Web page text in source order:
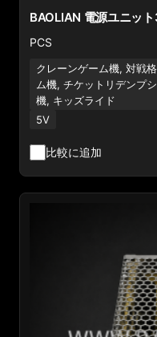
BAOLIAN 電源ユニッ
PCS
クレーンゲーム機, 対戦
ム機, チケットリデンプ
機, キッズライド
5V
比較に追加